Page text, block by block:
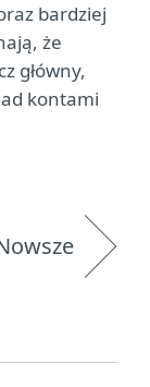
bardziej
że
główny,
kontami